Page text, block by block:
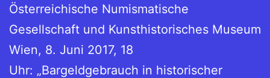
Österreichische Numismatische
Gesellschaft und Kunsthistorisches Museum
Wien, 8. Juni 2017, 18
Uhr: „Bargeldgebrauch in historischer